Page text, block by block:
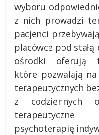
wyboru
z nich prowadzi
pacjenci
placówce pod
ośrodki oferują
które pozwalają
terapeutycznych
z codziennych
psychoterapię